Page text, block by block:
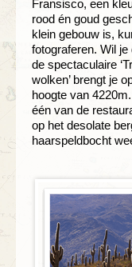
Fransisco, een
rood én goud
klein gebouw is,
fotograferen. Wil
de spectaculaire
wolken’ brengt je
hoogte van
één van de
op het desolate
haarspeldbocht